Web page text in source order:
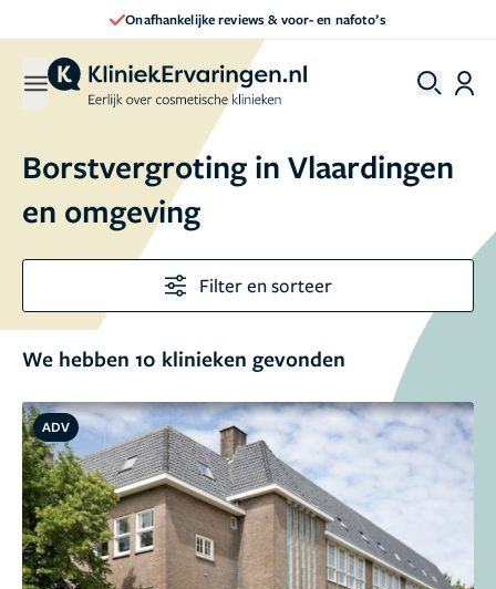
Direct een afspraak maken
Borstvergroting in Vlaardingen
en omgeving
Filter en sorteer
We hebben 10 klinieken gevonden
ADV